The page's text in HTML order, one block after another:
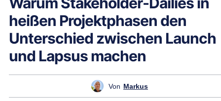
heißen Projektphasen den
Unterschied zwischen Launch
und Lapsus machen
Von Markus